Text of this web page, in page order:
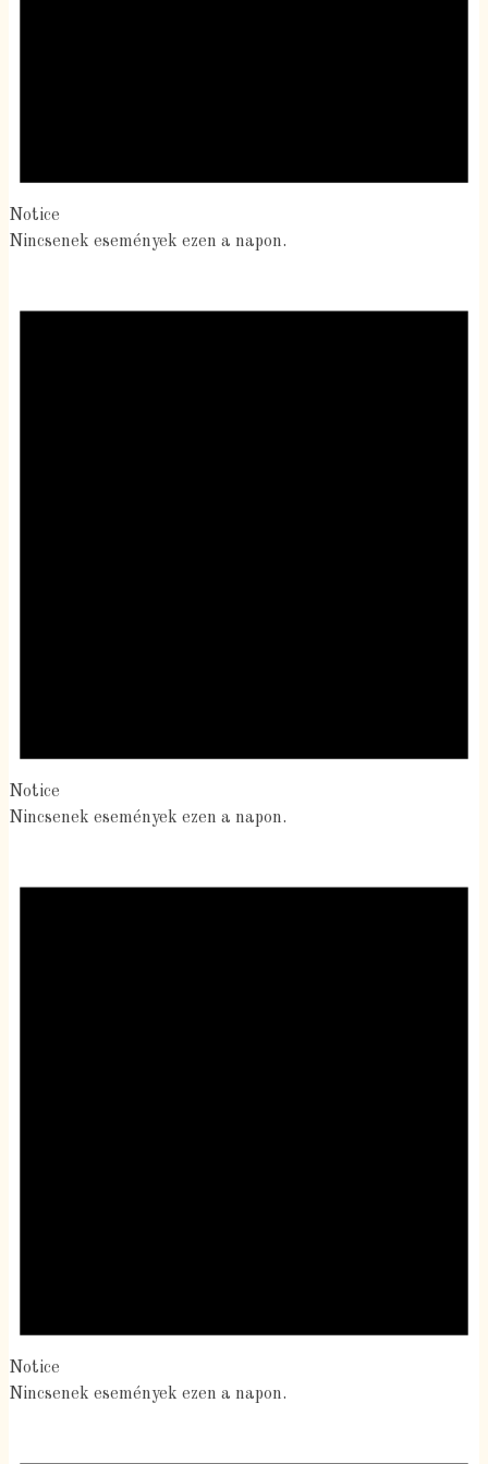
Notice
Nincsenek események ezen a napon.
Notice
Nincsenek események ezen a napon.
Notice
Nincsenek események ezen a napon.